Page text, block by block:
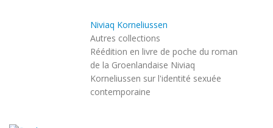
Niviaq Korneliussen
Autres collections
Réédition en livre de poche du roman
de la Groenlandaise Niviaq
Korneliussen sur l'identité sexuée
contemporaine